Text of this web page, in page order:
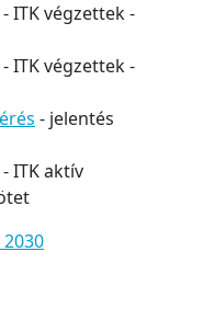
- ITK végzettek -
- ITK végzettek -
- jelentés
- ITK aktív
2030